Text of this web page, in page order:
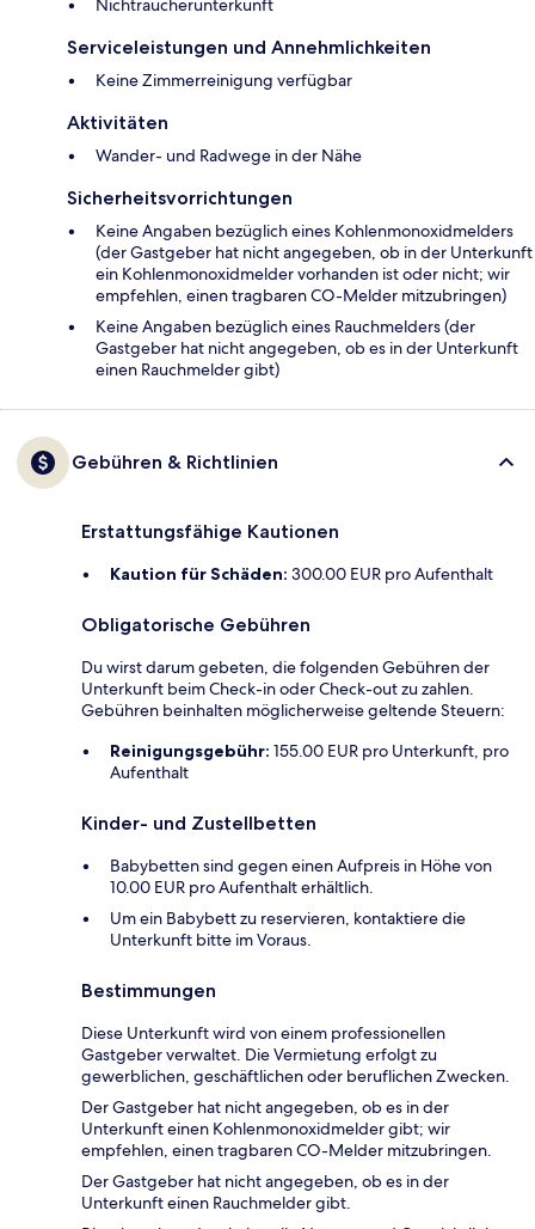
Nichtraucherunterkunft
Serviceleistungen und Annehmlichkeiten
Keine Zimmerreinigung verfügbar
Aktivitäten
Wander- und Radwege in der Nähe
Sicherheitsvorrichtungen
Keine Angaben bezüglich eines Kohlenmonoxidmelders
(der Gastgeber hat nicht angegeben, ob in der Unterkunft
ein Kohlenmonoxidmelder vorhanden ist oder nicht; wir
empfehlen, einen tragbaren CO-Melder mitzubringen)
Keine Angaben bezüglich eines Rauchmelders (der
Gastgeber hat nicht angegeben, ob es in der Unterkunft
einen Rauchmelder gibt)
Gebühren & Richtlinien
Erstattungsfähige Kautionen
Kaution für Schäden: 300.00 EUR pro Aufenthalt
Obligatorische Gebühren
Du wirst darum gebeten, die folgenden Gebühren der
Unterkunft beim Check-in oder Check-out zu zahlen.
Gebühren beinhalten möglicherweise geltende Steuern:
Reinigungsgebühr: 155.00 EUR pro Unterkunft, pro
Aufenthalt
Kinder- und Zustellbetten
Babybetten sind gegen einen Aufpreis in Höhe von
10.00 EUR pro Aufenthalt erhältlich.
Um ein Babybett zu reservieren, kontaktiere die
Unterkunft bitte im Voraus.
Bestimmungen
Diese Unterkunft wird von einem professionellen
Gastgeber verwaltet. Die Vermietung erfolgt zu
gewerblichen, geschäftlichen oder beruflichen Zwecken.
Der Gastgeber hat nicht angegeben, ob es in der
Unterkunft einen Kohlenmonoxidmelder gibt; wir
empfehlen, einen tragbaren CO-Melder mitzubringen.
Der Gastgeber hat nicht angegeben, ob es in der
Unterkunft einen Rauchmelder gibt.